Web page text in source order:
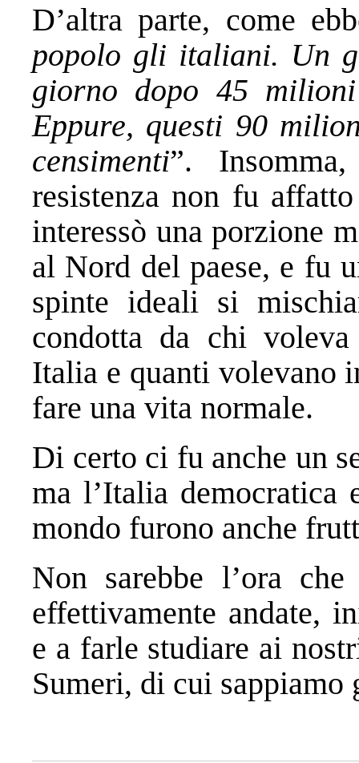
D’altra parte, come
popolo gli italiani. Un
giorno dopo 45
Eppure, questi 90
censimenti”.
resistenza non fu
interessò una porzione
al Nord del paese, e fu
spinte ideali si
condotta da chi
Italia e quanti volevano
fare una vita normale.
Di certo ci fu anche un
ma l’Italia
mondo furono anche
Non sarebbe l’ora
effettivamente andate,
e a farle studiare ai
Sumeri, di cui sappiamo